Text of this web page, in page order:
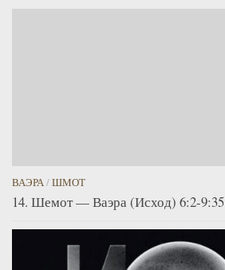
ВАЭРА/ШМОТ
14. Шемот — Ваэра (Исход) 6:2-9:35